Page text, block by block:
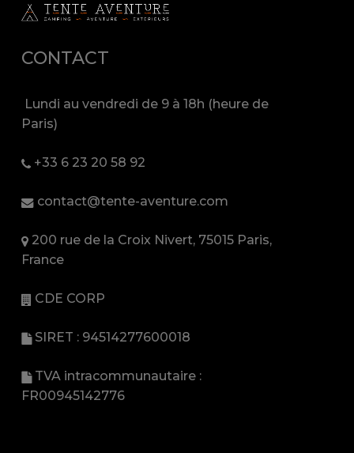
CONTACT
Lundi au vendredi de 9 à 18h (heure de
Paris)
+33 6 23 20 58 92
contact@tente-aventure.com
200 rue de la Croix Nivert, 75015 Paris,
France
CDE CORP
SIRET : 94514277600018
TVA intracommunautaire :
FR00945142776